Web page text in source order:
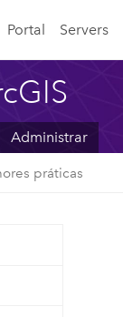
Portal Servers
Administrar
práticas